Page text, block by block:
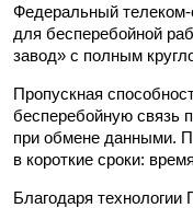
Федеральный
для бесперебойной
завод» с полным
Пропускная
бесперебойную связь
при обмене данными.
в короткие сроки:
Благодаря